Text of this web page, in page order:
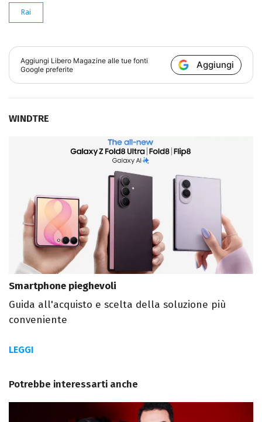
Rai
Aggiungi Libero Magazine alle tue fonti
Google preferite
Aggiungi
WINDTRE
Smartphone pieghevoli
Guida all'acquisto e scelta della soluzione più
conveniente
LEGGI
Potrebbe interessarti anche